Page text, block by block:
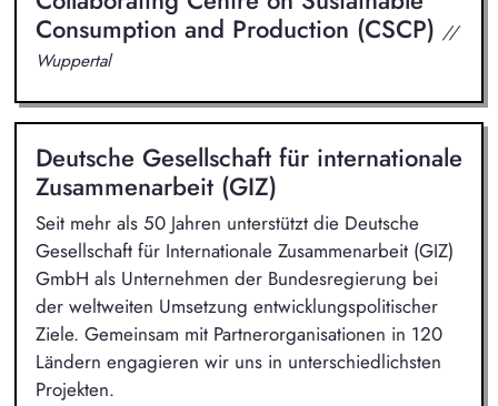
Consumption and Production (CSCP) //
Wuppertal
Deutsche Gesellschaft für internationale
Zusammenarbeit (GIZ)
Seit mehr als 50 Jahren unterstützt die Deutsche
Gesellschaft für Internationale Zusammenarbeit (GIZ)
GmbH als Unternehmen der Bundesregierung bei
der weltweiten Umsetzung entwicklungspolitischer
Ziele. Gemeinsam mit Partnerorganisationen in 120
Ländern engagieren wir uns in unterschiedlichsten
Projekten.